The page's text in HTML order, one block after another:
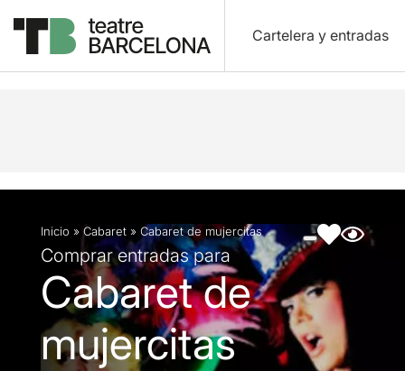
Cartelera y entradas
Descripción Ficha artística Fotos y vídeos
Inicio » Cabaret » Cabaret de mujercitas
Comprar entradas para
Cabaret de
mujercitas